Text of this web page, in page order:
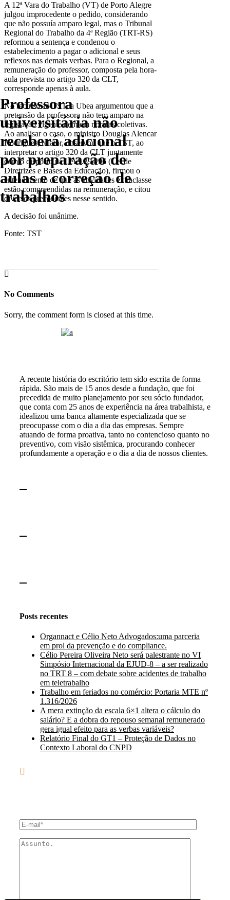
Professora
universitária não
receberá adicional
por preparação de
aulas e correção de
trabalhos
A 12ª Vara do Trabalho (VT) de Porto Alegre
julgou improcedente o pedido, considerando
que não possuía amparo legal, mas o Tribunal
Regional do Trabalho da 4ª Região (TRT-RS)
reformou a sentença e condenou o
estabelecimento a pagar o adicional e seus
reflexos nas demais verbas. Para o Regional, a
remuneração do professor, composta pela hora-
aula prevista no artigo 320 da CLT,
corresponde apenas à aula.
No recurso ao TST, a Ubea argumentou que a
pretensão da professora não tem amparo na
legislação vigente nem em normas coletivas.
Ao analisar o caso, o ministro Douglas Alencar
Rodrigues, relator, observou que o TST, ao
interpretar o artigo 320 da CLT juntamente
com o disposto na Lei 9.394/96 (Lei de
Diretrizes e Bases da Educação), firmou o
entendimento de que as atividades extraclasse
estão compreendidas na remuneração, e citou
diversos precedentes nesse sentido.
A decisão foi unânime.
Fonte: TST
No Comments
Sorry, the comment form is closed at this time.
A recente história do escritório tem sido escrita de forma
rápida. São mais de 15 anos desde a fundação, que foi
precedida de muito planejamento por seu sócio fundador,
que conta com 25 anos de experiência na área trabalhista, e
idealizou uma banca altamente especializada que se
preocupasse com o dia a dia das empresas. Sempre
atuando de forma proativa, tanto no contencioso quanto no
preventivo, com visão sistêmica, procurando conhecer
profundamente a operação e o dia a dia de nossos clientes.
Posts recentes
Organnact e Célio Neto Advogados:uma parceria
em prol da prevenção e do compliance.
Célio Pereira Oliveira Neto será palestrante no VI
Simpósio Internacional da EJUD-8 – a ser realizado
no TRT 8 – com debate sobre acidentes de trabalho
em teletrabalho
Trabalho em feriados no comércio: Portaria MTE nº
1.316/2026
A mera extinção da escala 6×1 altera o cálculo do
salário? E a dobra do repouso semanal remunerado
gera igual efeito para as verbas variáveis?
Relatório Final do GT1 – Proteção de Dados no
Contexto Laboral do CNPD